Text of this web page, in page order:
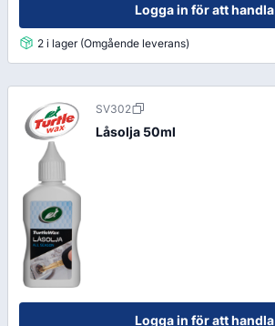
Logga in för att handla
2 i lager (Omgående leverans)
SV302
Låsolja 50ml
Logga in för att handla